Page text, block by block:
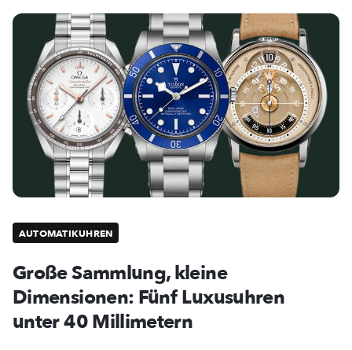
AUTOMATIKUHREN
Große Sammlung, kleine
Dimensionen: Fünf Luxusuhren
unter 40 Millimetern